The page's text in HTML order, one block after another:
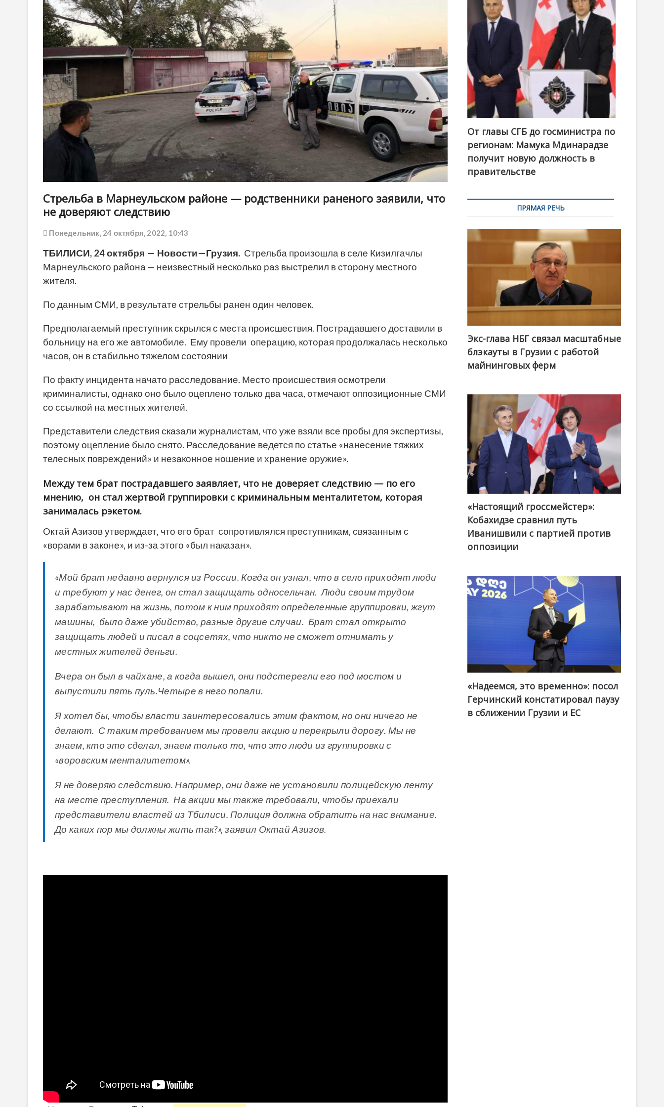
o
Стрельба в Марнеульском районе — родственники раненого заявили, что
не доверяют следствию
Понедельник, 24 октября, 2022, 10:43
ТБИЛИСИ, 24октября — Новости—Грузия. Стрельба произошла в селе Кизилгачлы
Марнеульского района — неизвестный несколько раз выстрелил в сторону местного
жителя.
По данным СМИ, в результате стрельбы ранен один человек.
Предполагаемый преступник скрылся с места происшествия. Пострадавшего доставили в
больницу на его же автомобиле. Ему провели операцию, которая продолжалась несколько
часов, он в стабильно тяжелом состоянии
По факту инцидента начато расследование. Место происшествия осмотрели
криминалисты, однако оно было оцеплено только два часа, отмечают оппозиционные СМИ
со ссылкой на местных жителей.
Представители следствия сказали журналистам, что уже взяли все пробы для экспертизы,
поэтому оцепление было снято. Расследование ведется по статье «нанесение тяжких
телесных повреждений» и незаконное ношение и хранение оружие».
Между тем брат пострадавшего заявляет, что не доверяет следствию — по его
мнению, он стал жертвой группировки с криминальным менталитетом, которая
занималась рэкетом.
Октай Азизов утверждает, что его брат сопротивлялся преступникам, связанным с
«ворами в законе», и из-за этого «был наказан».
«Мой брат недавно вернулся из России. Когда он узнал, что в село приходят люди
и требуют у нас денег, он стал защищать односельчан. Люди своим трудом
зарабатывают на жизнь, потом к ним приходят определенные группировки, жгут
машины, было даже убийство, разные другие случаи. Брат стал открыто
защищать людей и писал в соцсетях, что никто не сможет отнимать у
местных жителей деньги.
Вчера он был в чайхане, а когда вышел, они подстерегли его под мостом и
выпустили пять пуль.Четыре в него попали.
Я хотел бы, чтобы власти заинтересовались этим фактом, но они ничего не
делают. С таким требованием мы провели акцию и перекрыли дорогу. Мы не
знаем, кто это сделал, знаем только то, что это люди из группировки с
«воровским менталитетом».
Я не доверяю следствию. Например, они даже не установили полицейскую ленту
на месте преступления. На акции мы также требовали, чтобы приехали
представители властей из Тбилиси. Полиция должна обратить на нас внимание.
До каких пор мы должны жить так?», заявил Октай Азизов.
От главы СГБ до госминистра по
регионам: Мамука Мдинарадзе
получит новую должность в
правительстве
ПРЯМАЯ РЕЧЬ
Экс-глава НБГ связал масштабные
блэкауты в Грузии с работой
майнинговых ферм
@ქართული ოცნება / Georgian Dream
«Настоящий гроссмейстер»:
Кобахидзе сравнил путь
Иванишвили с партией против
оппозиции
«Надеемся, это временно»: посол
Герчинский констатировал паузу
в сближении Грузии и ЕС